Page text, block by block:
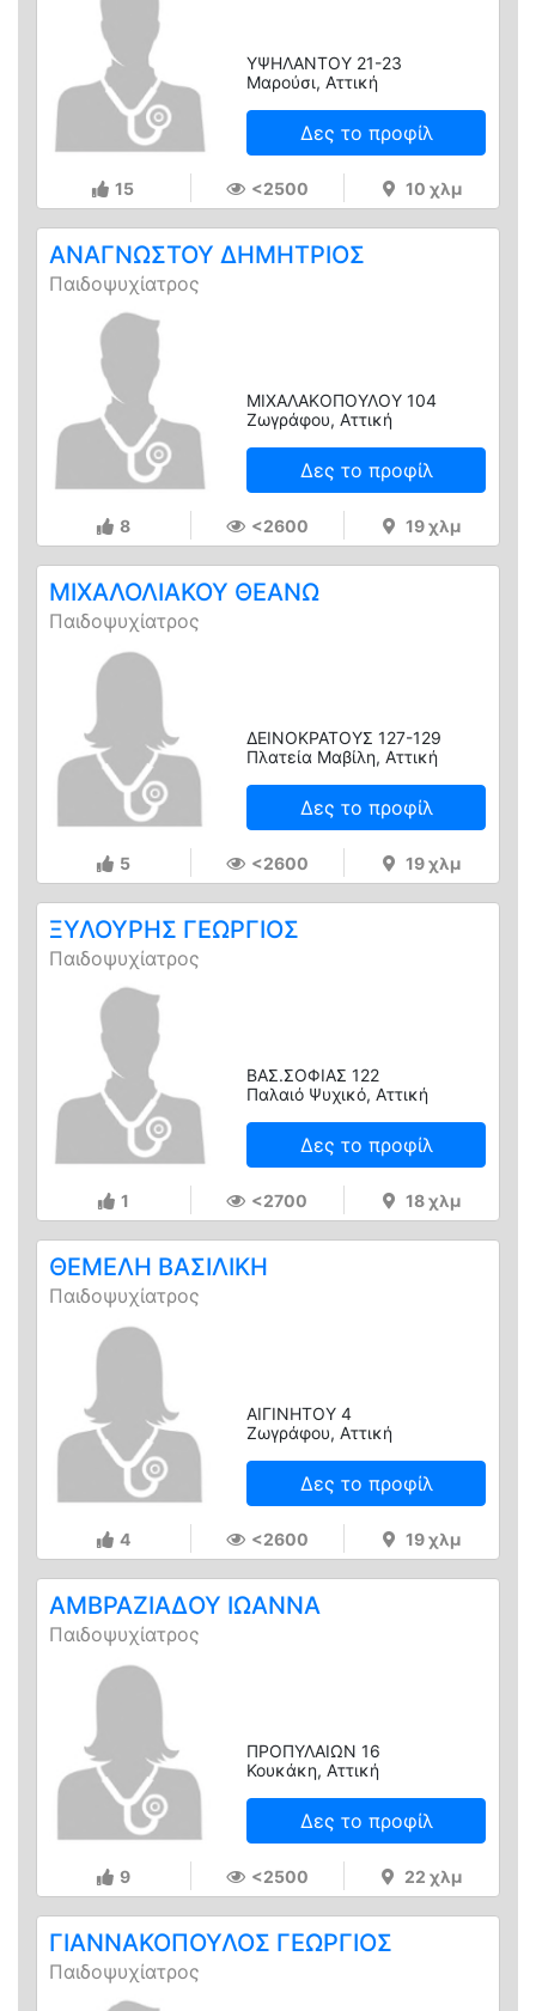
ΥΨΗΛΑΝΤΟΥ 21-23
Μαρούσι, Αττική
Δες το προφίλ
15 <2500 10 χλμ
ΑΝΑΓΝΩΣΤΟΥ ΔΗΜΗΤΡΙΟΣ
Παιδοψυχίατρος
ΜΙΧΑΛΑΚΟΠΟΥΛΟΥ 104
Ζωγράφου, Αττική
Δες το προφίλ
8 <2600 19 χλμ
ΜΙΧΑΛΟΛΙΑΚΟΥ ΘΕΑΝΩ
Παιδοψυχίατρος
ΔΕΙΝΟΚΡΑΤΟΥΣ 127-129
Πλατεία Μαβίλη, Αττική
Δες το προφίλ
5 <2600 19 χλμ
ΞΥΛΟΥΡΗΣ ΓΕΩΡΓΙΟΣ
Παιδοψυχίατρος
ΒΑΣ.ΣΟΦΙΑΣ 122
Παλαιό Ψυχικό, Αττική
Δες το προφίλ
1 <2700 18 χλμ
ΘΕΜΕΛΗ ΒΑΣΙΛΙΚΗ
Παιδοψυχίατρος
ΑΙΓΙΝΗΤΟΥ 4
Ζωγράφου, Αττική
Δες το προφίλ
4 <2600 19 χλμ
ΑΜΒΡΑΖΙΑΔΟΥ ΙΩΑΝΝΑ
Παιδοψυχίατρος
ΠΡΟΠΥΛΑΙΩΝ 16
Κουκάκη, Αττική
Δες το προφίλ
9 <2500 22 χλμ
ΓΙΑΝΝΑΚΟΠΟΥΛΟΣ ΓΕΩΡΓΙΟΣ
Παιδοψυχίατρος